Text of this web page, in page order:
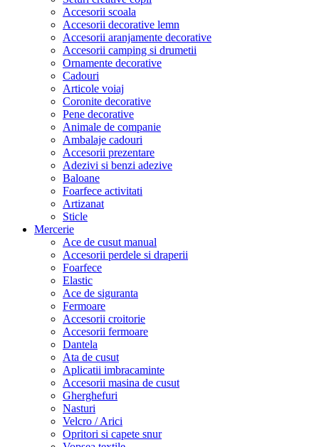
Accesorii scoala
Accesorii decorative lemn
Accesorii aranjamente decorative
Accesorii camping si drumetii
Ornamente decorative
Cadouri
Articole voiaj
Coronite decorative
Pene decorative
Animale de companie
Ambalaje cadouri
Accesorii prezentare
Adezivi si benzi adezive
Baloane
Foarfece activitati
Artizanat
Sticle
Mercerie
Ace de cusut manual
Accesorii perdele si draperii
Foarfece
Elastic
Ace de siguranta
Fermoare
Accesorii croitorie
Accesorii fermoare
Dantela
Ata de cusut
Aplicatii imbracaminte
Accesorii masina de cusut
Gherghefuri
Nasturi
Velcro / Arici
Opritori si capete snur